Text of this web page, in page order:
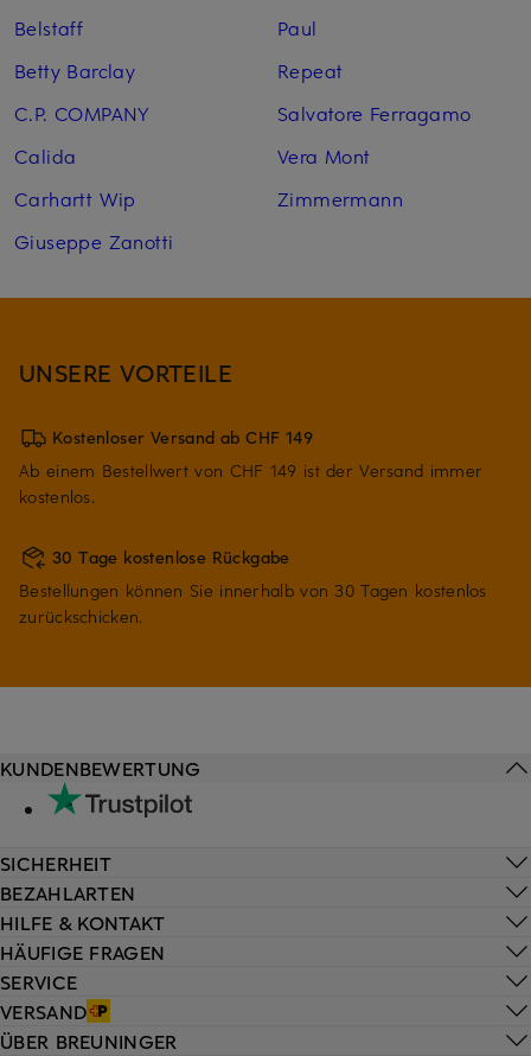
Belstaff
Betty Barclay
C.P. COMPANY
Calida
Carhartt Wip
Giuseppe Zanotti
Paul
Repeat
Salvatore Ferragamo
Vera Mont
Zimmermann
UNSERE VORTEILE
Kostenloser Versand ab CHF 149
Ab einem Bestellwert von CHF 149 ist der Versand immer
kostenlos.
30 Tage kostenlose Rückgabe
Bestellungen können Sie innerhalb von 30 Tagen kostenlos
zurückschicken.
HILFE & KONTAKT
HÄUFIGE FRAGEN
SERVICE
VERSAND
KUNDENBEWERTUNG
SICHERHEIT
BEZAHLARTEN
ÜBER BREUNINGER